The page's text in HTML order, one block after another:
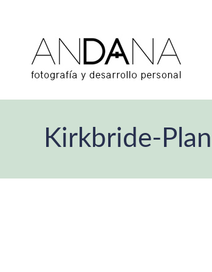
Kirkbride-Plan